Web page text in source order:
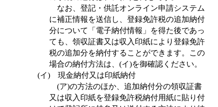
なお、登記・供託オンライン申請システム
に補正情報を送信し、登録免許税の追加納付
分について「電子納付情報」を得た後であっ
ても、領収証書又は収入印紙により登録免許
税の追加分を納付することができます。この
場合の納付方法は、 (イ)を御確認ください。
(イ) 現金納付又は印紙納付
(ア)の方法のほか、追加納付分の領収証書
又は収入印紙を登録免許税納付用紙に貼り付